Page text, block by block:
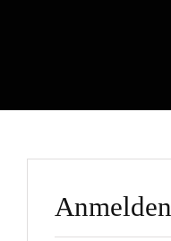
Anmelden